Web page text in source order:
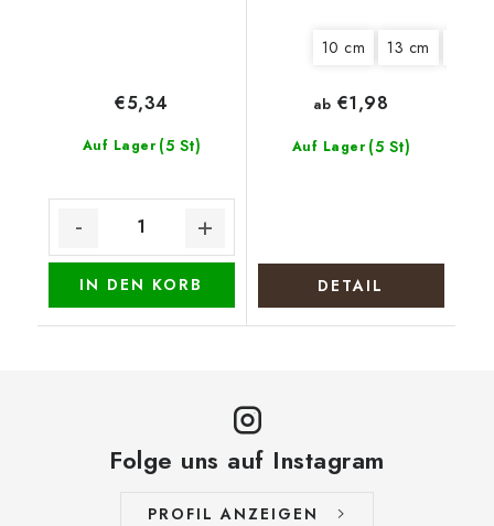
Auf Lager (5 St)
€5,34
IN DEN KORB
10 cm 13 cm
Auf Lager (5 St)
ab €1,98
DETAIL
Folge uns auf Instagram
PROFIL ANZEIGEN